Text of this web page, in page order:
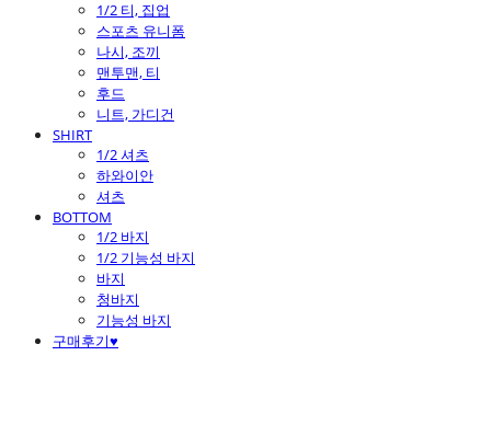
1/2 티, 집업
스포츠 유니폼
나시, 조끼
맨투맨, 티
후드
니트, 가디건
SHIRT
1/2 셔츠
하와이안
셔츠
BOTTOM
1/2 바지
1/2 기능성 바지
바지
청바지
기능성 바지
구매후기♥